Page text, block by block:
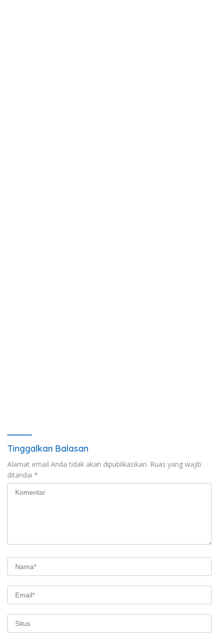
Tinggalkan Balasan
Alamat email Anda tidak akan dipublikasikan. Ruas yang wajib
ditandai *